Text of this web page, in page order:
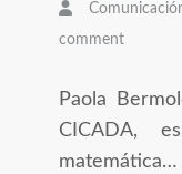
comment
Paola
CICADA,
matemática…